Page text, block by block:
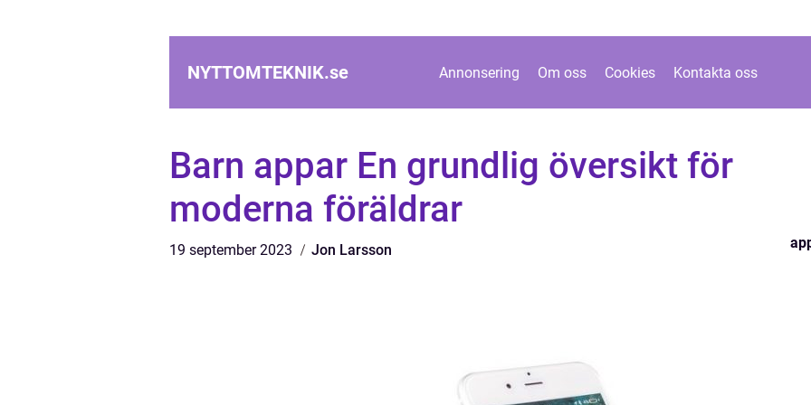
NYTTOMTEKNIK.se Annonsering Om oss Cookies Kontakta oss
Barn appar En grundlig översikt för
moderna föräldrar
19 september 2023 Jon Larsson